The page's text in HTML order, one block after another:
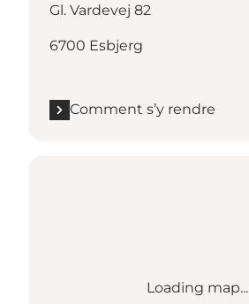
Gl. Vardevej 82
6700 Esbjerg
Comment s’y rendre
Loading map...